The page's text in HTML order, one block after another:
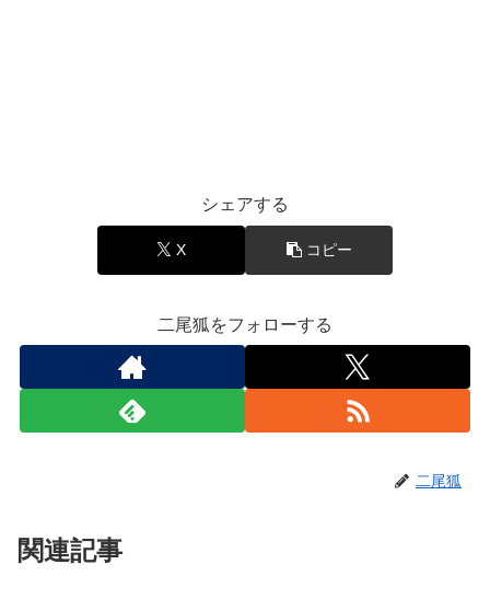
シェアする
X コピー
二尾狐をフォローする
二尾狐
関連記事